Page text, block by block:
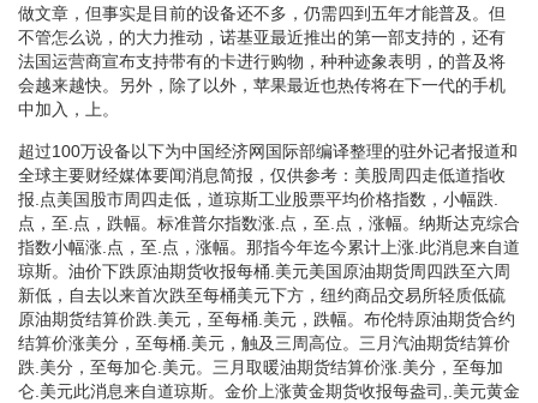
做文章，但事实是目前的设备还不多，仍需四到五年才能普及。但
不管怎么说，的大力推动，诺基亚最近推出的第一部支持的，还有
法国运营商宣布支持带有的卡进行购物，种种迹象表明，的普及将
会越来越快。另外，除了以外，苹果最近也热传将在下一代的手机
中加入，上。
超过100万设备以下为中国经济网国际部编译整理的驻外记者报道和
全球主要财经媒体要闻消息简报，仅供参考：美股周四走低道指收
报.点美国股市周四走低，道琼斯工业股票平均价格指数，小幅跌.
点，至.点，跌幅。标准普尔指数涨.点，至.点，涨幅。纳斯达克综合
指数小幅涨.点，至.点，涨幅。那指今年迄今累计上涨.此消息来自道
琼斯。油价下跌原油期货收报每桶.美元美国原油期货周四跌至六周
新低，自去以来首次跌至每桶美元下方，纽约商品交易所轻质低硫
原油期货结算价跌.美元，至每桶.美元，跌幅。布伦特原油期货合约
结算价涨美分，至每桶.美元，触及三周高位。三月汽油期货结算价
跌.美分，至每加仑.美元。三月取暖油期货结算价涨.美分，至每加
仑.美元此消息来自道琼斯。金价上涨黄金期货收报每盎司,.美元黄金